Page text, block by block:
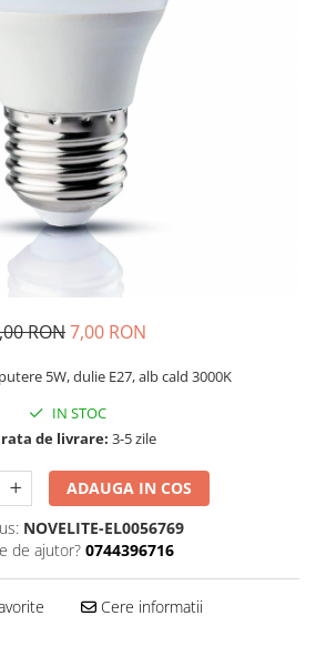
RON7,00 RON
5W, dulie E27, alb cald 3000K
IN STOC
de livrare: 3-5 zile
ADAUGA IN COS
NOVELITE-EL0056769
de ajutor? 0744396716
Cere informatii